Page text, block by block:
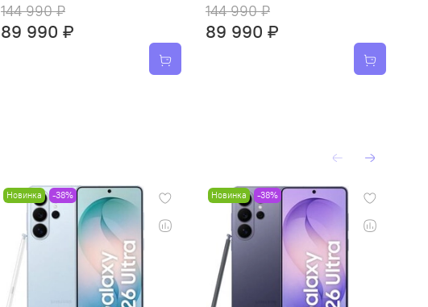
144 990 ₽
89 990 ₽
144 990 ₽
89 990 ₽
Новинка -38% Новинка -38%